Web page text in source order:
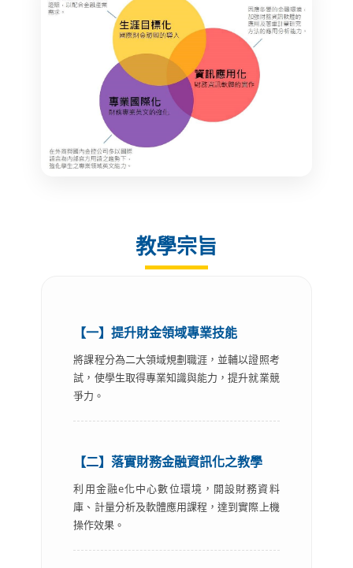
教學宗旨
【一】提升財金領域專業技能
將課程分為二大領域規劃職涯，並輔以證照考
試，使學生取得專業知識與能力，提升就業競
爭力。
【二】落實財務金融資訊化之教學
利用金融e化中心數位環境，開設財務資料
庫、計量分析及軟體應用課程，達到實際上機
操作效果。